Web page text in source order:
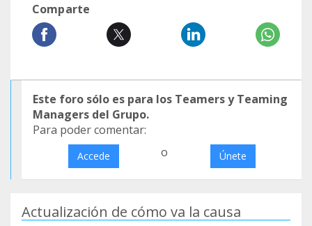
Comparte
Este foro sólo es para los Teamers y Teaming
Managers del Grupo.
Para poder comentar:
Accede o Únete
Actualización de cómo va la causa